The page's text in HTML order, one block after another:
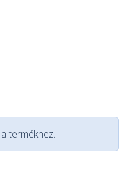
termékhez.